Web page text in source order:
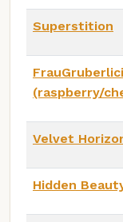
Superstition
(raspberry/
Velvet
Hidden